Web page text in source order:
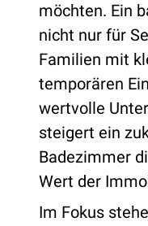
möchten. Ein
nicht nur für
Familien mit
temporären
wertvolle
steigert ein
Badezimmer
Wert der
Im Fokus